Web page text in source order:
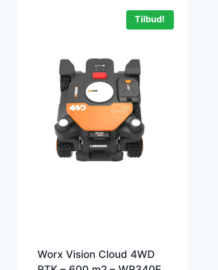
Tilbud!
Worx Vision Cloud 4WD